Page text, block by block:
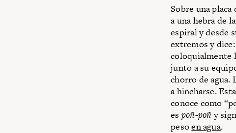
Sobre una
a una hebra de
espiral y desde
extremos y
coloquialmente
junto a su
chorro de agua.
a hincharse.
conoce como
es poñ-poñ y
pesoen agua.